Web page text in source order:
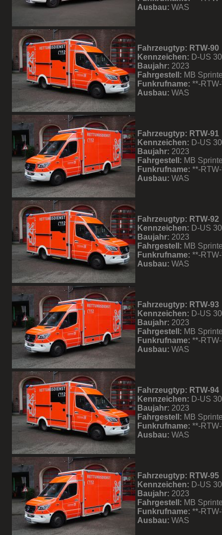
Ausbau: WAS
Fahrzeugtyp: RTW-90
Kennzeichen: D-US
Baujahr: 2023
Fahrgestell: MB
Funkrufname: **-
Ausbau: WAS
Fahrzeugtyp: RTW-91
Kennzeichen: D-US
Baujahr: 2023
Fahrgestell: MB
Funkrufname: **-
Ausbau: WAS
Fahrzeugtyp: RTW-92
Kennzeichen: D-US
Baujahr: 2023
Fahrgestell: MB
Funkrufname: **-
Ausbau: WAS
Fahrzeugtyp: RTW-93
Kennzeichen: D-US
Baujahr: 2023
Fahrgestell: MB
Funkrufname: **-
Ausbau: WAS
Fahrzeugtyp: RTW-94
Kennzeichen: D-US
Baujahr: 2023
Fahrgestell: MB
Funkrufname: **-
Ausbau: WAS
Fahrzeugtyp: RTW-95
Kennzeichen: D-US
Baujahr: 2023
Fahrgestell: MB
Funkrufname: **-
Ausbau: WAS